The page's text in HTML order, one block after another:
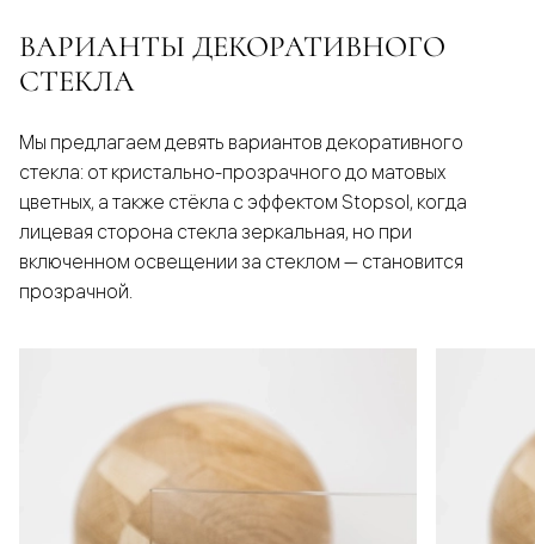
ВАРИАНТЫ ДЕКОРАТИВНОГО
СТЕКЛА
Мы предлагаем девять вариантов декоративного
стекла: от кристально-прозрачного до матовых
цветных, а также стёкла с эффектом Stopsol, когда
лицевая сторона стекла зеркальная, но при
включенном освещении за стеклом — становится
прозрачной.